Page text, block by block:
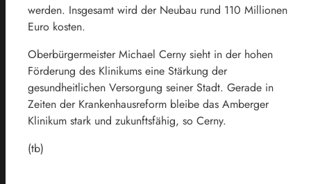
werden. Insgesamt wird der Neubau rund 110 Millionen
Euro kosten.
Oberbürgermeister Michael Cerny sieht in der hohen
Förderung des Klinikums eine Stärkung der
gesundheitlichen Versorgung seiner Stadt. Gerade in
Zeiten der Krankenhausreform bleibe das Amberger
Klinikum stark und zukunftsfähig, so Cerny.
(tb)